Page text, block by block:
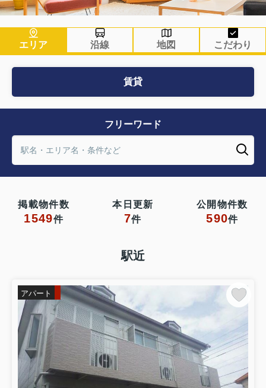
エリア 沿線 地図 こだわり
賃貸
フリーワード
掲載物件数
1549件
本日更新
7件
公開物件数
590件
駅近
アパート